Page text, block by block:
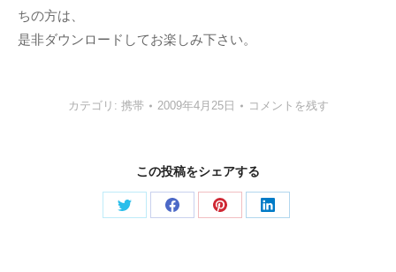
ちの方は、
是非ダウンロードしてお楽しみ下さい。
カテゴリ: 携帯 2009年4月25日 コメントを残す
この投稿をシェアする
Share
Share
Share
Share